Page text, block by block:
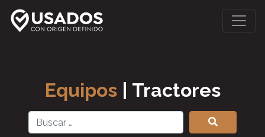
Equipos| Tractores
Agrícola
Construcción